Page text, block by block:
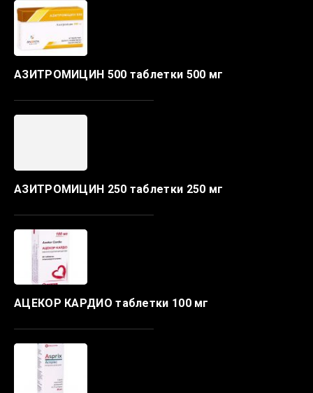
АЗИТРОМИЦИН 500 таблетки 500 мг
АЗИТРОМИЦИН 250 таблетки 250 мг
АЦЕКОР КАРДИО таблетки 100 мг